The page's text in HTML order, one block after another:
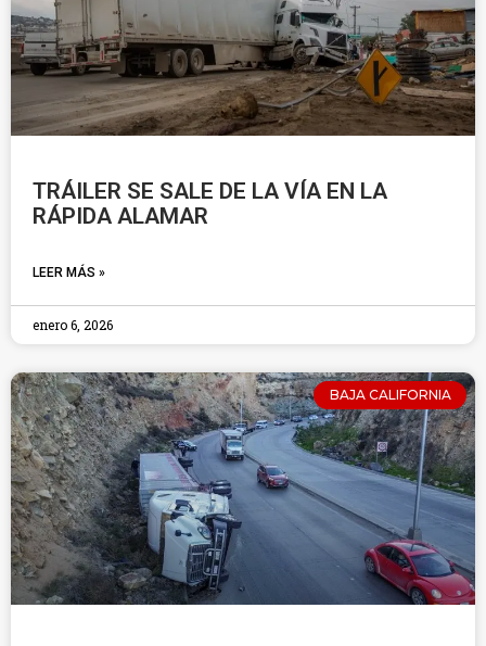
TRÁILER SE SALE DE LA VÍA EN LA
RÁPIDA ALAMAR
LEER MÁS »
enero 6, 2026
BAJA CALIFORNIA